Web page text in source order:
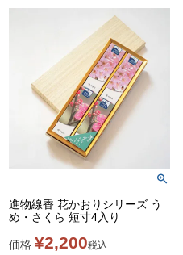
進物線香 花かおりシリーズ う
め・さくら 短寸4入り
価格 ¥2,200税込